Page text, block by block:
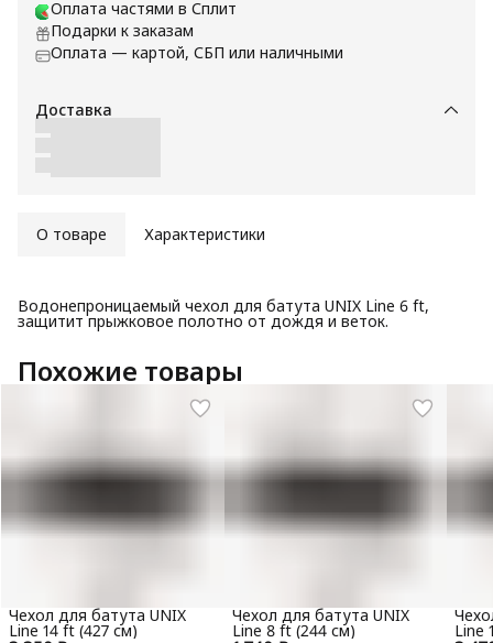
Оплата частями в Сплит
Подарки к заказам
Оплата — картой, СБП или наличными
Доставка
О товаре Характеристики
Водонепроницаемый чехол для батута UNIX Line 6 ft,
защитит прыжковое полотно от дождя и веток.
Похожие товары
Чехол для батута UNIX
Line 14 ft (427 см)
Чехол для батута UNIX
Line 8 ft (244 см) Line